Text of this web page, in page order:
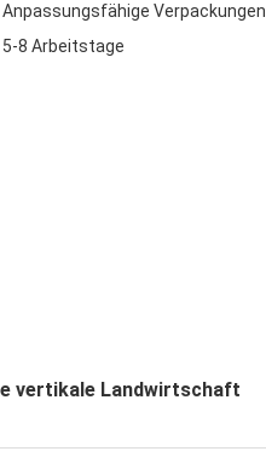
Anpassungsfähige Verpackungen
5-8 Arbeitstage
vertikale Landwirtschaft